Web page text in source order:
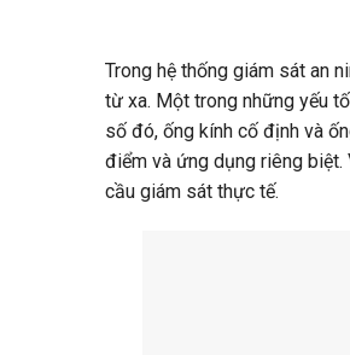
Trong hệ thống giám sát an
từ xa. Một trong những yếu
số đó, ống kính cố định và
điểm và ứng dụng riêng biệt.
cầu giám sát thực tế.